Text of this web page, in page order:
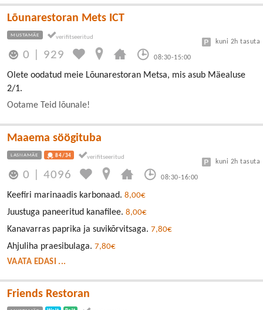
Lõunarestoran Mets ICT
MUSTAMÄE
0 929 08:30-15:00
kuni 2h tasuta
Olete oodatud meie Lõunarestoran Metsa, mis asub Mäealuse
2/1.
Ootame Teid lõunale!
Maaema söögituba
LASNAMÄE 84/34
0 |4096 08:30-16:00
kuni 2h tasuta
Keefiri marinaadis karbonaad. 8,00€
Juustuga paneeritud kanafilee. 8,00€
Kanavarras paprika ja suvikõrvitsaga. 7,80€
Ahjuliha praesibulaga. 7,80€
VAATA EDASI ...
Friends Restoran